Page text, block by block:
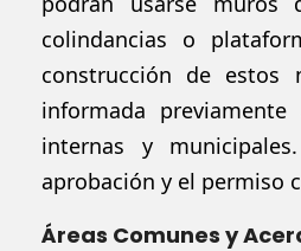
colindancias o
construcción de estos
informada
internas y
aprobación y el permiso
Áreas Comunes y